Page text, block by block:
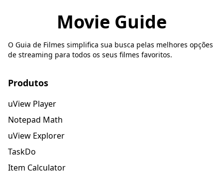
Movie Guide
O Guia de Filmes simplifica sua busca pelas melhores opções
de streaming para todos os seus filmes favoritos.
Produtos
uView Player
Notepad Math
uView Explorer
TaskDo
Item Calculator